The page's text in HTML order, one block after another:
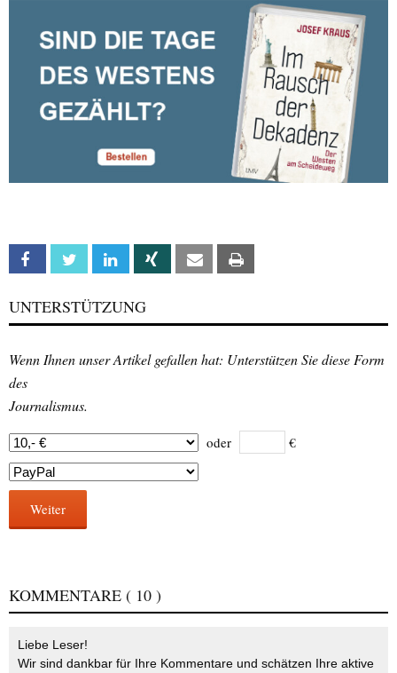
Facebook Twitter Linkedin Xing Email
UNTERSTÜTZUNG
Wenn Ihnen unser Artikel gefallen hat: Unterstützen Sie diese Form
des
Journalismus.
oder €
Weiter
KOMMENTARE ( 10 )
Liebe Leser!
Wir sind dankbar für Ihre Kommentare und schätzen Ihre aktive